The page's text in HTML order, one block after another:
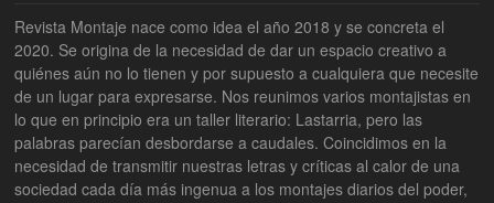
Revista Montaje nace como idea el año 2018 y se concreta el
2020. Se origina de la necesidad de dar un espacio creativo a
quiénes aún no lo tienen y por supuesto a cualquiera que necesite
de un lugar para expresarse. Nos reunimos varios montajistas en
lo que en principio era un taller literario: Lastarria, pero las
palabras parecían desbordarse a caudales. Coincidimos en la
necesidad de transmitir nuestras letras y críticas al calor de una
sociedad cada día más ingenua a los montajes diarios del poder,